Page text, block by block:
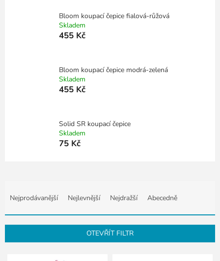
Bloom koupací čepice fialová-růžová
Skladem
455 Kč
Bloom koupací čepice modrá-zelená
Skladem
455 Kč
Solid SR koupací čepice
Skladem
75 Kč
e
n
í
Nejprodávanější Nejlevnější Nejdražší Abecedně
OTEVŘÍT FILTR